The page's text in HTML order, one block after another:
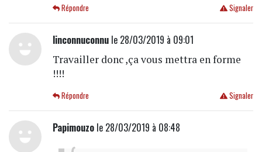
Signaler
Répondre
linconnuconnule 28/03/2019 à 09:01
Travailler donc ,ça vous mettra en forme
!!!!
Signaler
Répondre
Papimouzole 28/03/2019 à 08:48